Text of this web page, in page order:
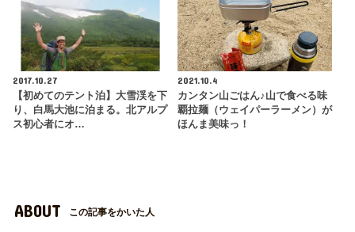
2017.10.27
【初めてのテント泊】大雪渓を下
り、白馬大池に泊まる。北アルプ
ス初心者にオ…
2021.10.4
カンタン山ごはん♪山で食べる味
覇拉麺（ウェイパーラーメン）が
ほんま美味っ！
ABOUT この記事をかいた人